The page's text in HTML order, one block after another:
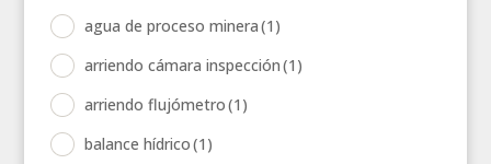
agua de proceso minera(1)
arriendo cámara inspección(1)
arriendo flujómetro(1)
balance hídrico(1)